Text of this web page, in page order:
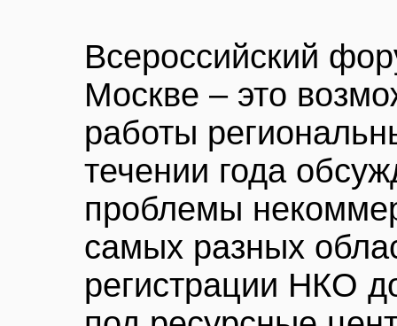
Всероссийский
Москве – это
работы
течении года
проблемы
самых разных
регистрации НКО